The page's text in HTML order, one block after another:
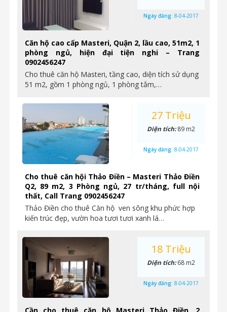
Căn hộ cao cấp Masteri, Quận 2, lầu cao, 51m2, 1
phòng ngủ, hiện đại tiện nghi – Trang
0902456247
Cho thuê căn hộ Masteri, tầng cao, diện tích sử dụng
51 m2, gồm 1 phòng ngủ, 1 phòng tắm,…
Ngày đăng: 8-04-2017
Cho thuê căn hội Thảo Điền – Masteri Thảo Điền
Q2, 89 m2, 3 Phòng ngủ, 27 tr/tháng, full nội
thất, Call Trang 0902456247
Thảo Điền cho thuê Căn hộ ven sông khu phức hợp
kiến trúc đẹp, vườn hoa tươi tươi xanh lá…
27 Triệu
Diện tích:89 m2
Ngày đăng: 8-04-2017
18 Triệu
Diện tích:68 m2
Ngày đăng: 8-04-2017